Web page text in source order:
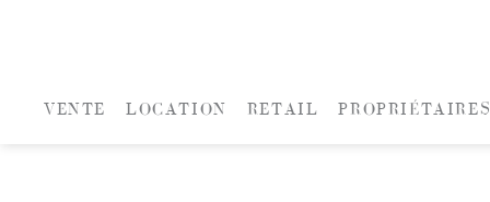
VENTE LOCATION RETAIL